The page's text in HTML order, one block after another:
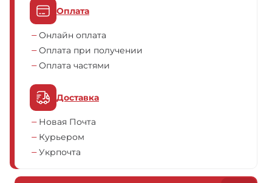
Оплата
Онлайн оплата
Оплата при получении
Оплата частями
Доставка
Новая Почта
Курьером
Укрпочта